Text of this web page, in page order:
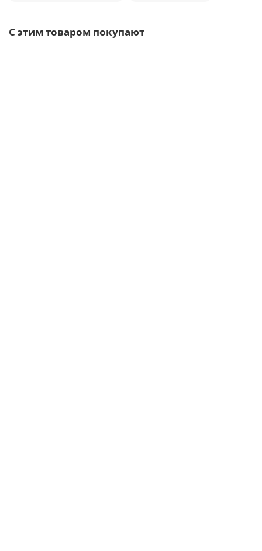
С этим товаром покупают